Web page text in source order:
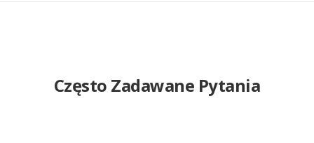
Często Zadawane Pytania